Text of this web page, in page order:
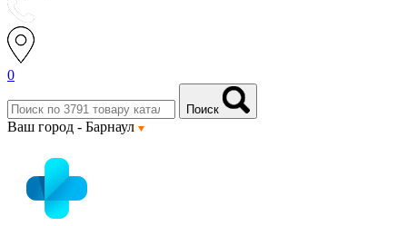
0
Поиск
Ваш город - Барнаул